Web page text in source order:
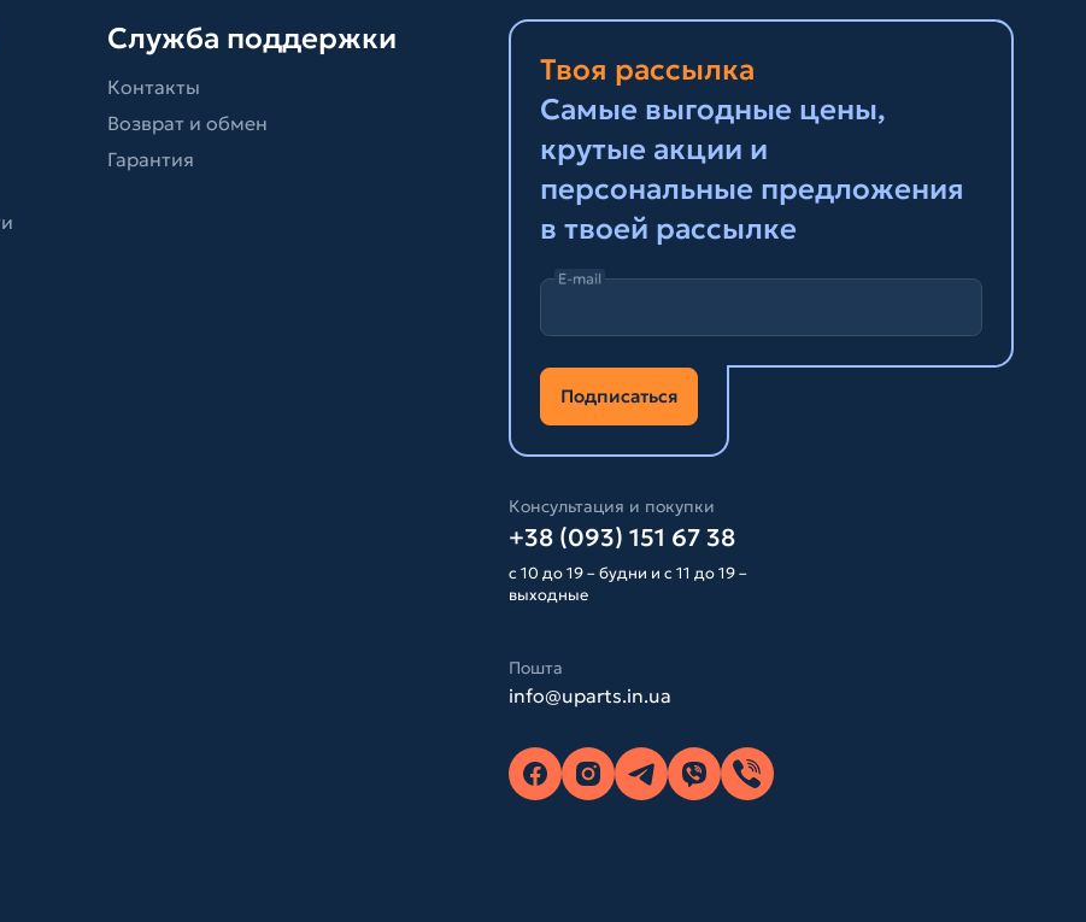
Служба поддержки
Контакты
Возврат и обмен
Гарантия
Твоя рассылка
Самые выгодные цены,
крутые акции и
персональные предложения
в твоей рассылке
E-mail
Подписаться
Консультация и покупки
+38 (093) 151 67 38
с 10 до 19 – будни и с 11 до 19 –
выходные
Пошта
info@uparts.in.ua